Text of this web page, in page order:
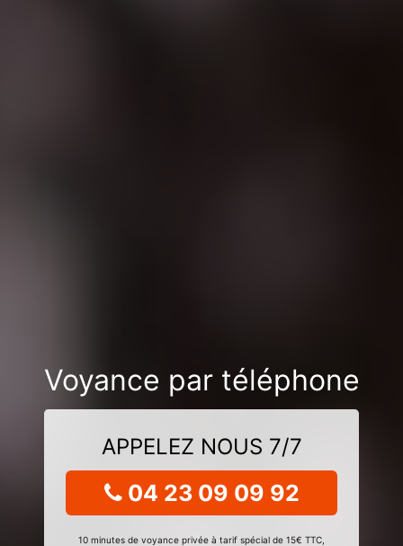
Voyance par téléphone
APPELEZ NOUS 7/7
04 23 09 09 92
10 minutes de voyance privée à tarif spécial de 15€ TTC,